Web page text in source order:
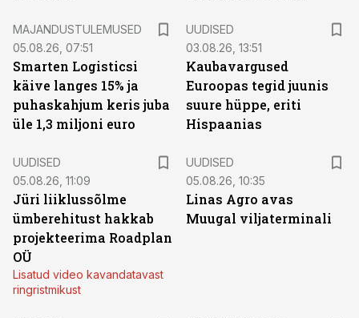
MAJANDUSTULEMUSED
05.08.26, 07:51
Smarten Logisticsi
käive langes 15% ja
puhaskahjum keris juba
üle 1,3 miljoni euro
UUDISED
03.08.26, 13:51
Kaubavargused
Euroopas tegid juunis
suure hüppe, eriti
Hispaanias
UUDISED
05.08.26, 11:09
Jüri liiklussõlme
ümberehitust hakkab
projekteerima Roadplan
OÜ
Lisatud video kavandatavast
ringristmikust
UUDISED
05.08.26, 10:35
Linas Agro avas
Muugal viljaterminali